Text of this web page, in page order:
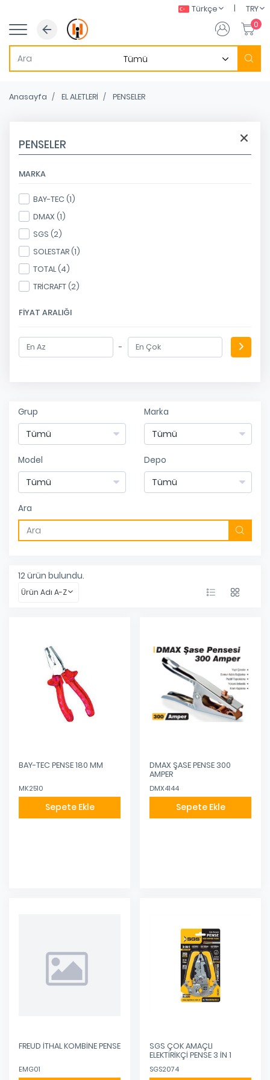
Türkçe |
TRY
0
Anasayfa EL ALETLERİ PENSELER
PENSELER
MARKA
BAY-TEC (1)
DMAX (1)
SGS (2)
SOLESTAR (1)
TOTAL (4)
TRİCRAFT (2)
FIYAT ARALIĞI
-
Grup Marka
Model Depo
Ara
12 ürün bulundu.
Ürün Adı A-Z
BAY-TEC PENSE 180 MM
MK2510
Sepete Ekle
DMAX ŞASE PENSE 300
AMPER
DMX4144
Sepete Ekle
FREUD İTHAL KOMBİNE PENSE
EMG01
SGS ÇOK AMAÇLI
ELEKTİRİKÇİ PENSE 3 İN 1
SGS2074